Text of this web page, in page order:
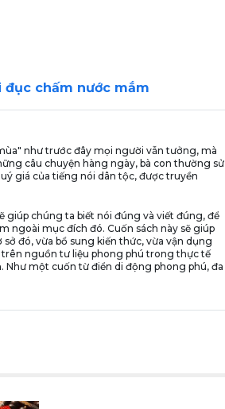
đục chấm nước mắm
như trước đây mọi người vẫn tưởng, mà
câu chuyện hàng ngày, bà con thường sử
giá của tiếng nói dân tộc, được truyền
giúp chúng ta biết nói đúng và viết đúng, để
ngoài mục đích đó. Cuốn sách này sẽ giúp
đó, vừa bổ sung kiến thức, vừa vận dụng
trên nguồn tư liệu phong phú trong thực tế
một cuốn từ điển di động phong phú, đa